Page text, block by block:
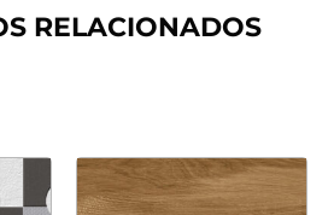
RELACIONADOS